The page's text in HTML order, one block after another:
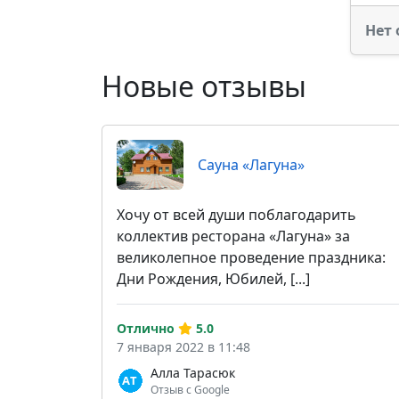
Нет
Новые отзывы
Сауна «Лагуна»
Хочу от всей души поблагодарить
коллектив ресторана «Лагуна» за
великолепное проведение праздника:
Дни Рождения, Юбилей, [...]
Алла Тарасюк
Отзыв с Google
Отлично
5.0
7 января 2022 в 11:48